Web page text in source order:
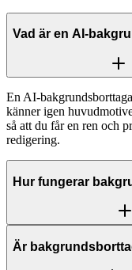
Vad är en AI-
En AI-
känner igen
så att du får en ren och
redigering.
Hur fungerar
Är